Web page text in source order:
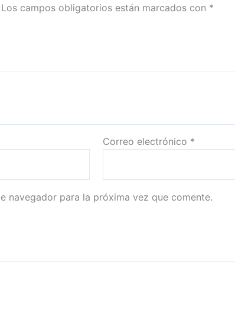
Los campos obligatorios están marcados con *
Correo electrónico *
navegador para la próxima vez que comente.